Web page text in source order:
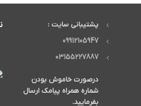
پشتیبانی سایت :
09912105947
03155227887
درصورت خاموش بودن
شماره همراه پیامک ارسال
بفرمایید.